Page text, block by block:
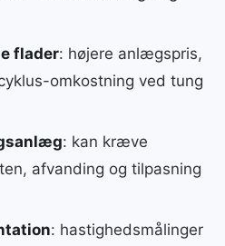
flader: højere anlægspris,
omkostning ved tung
: kan kræve
afvanding og tilpasning
: hastighedsmålinger